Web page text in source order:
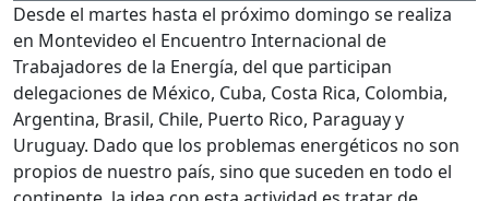
Desde el martes hasta el próximo domingo se realiza
en Montevideo el Encuentro Internacional de
Trabajadores de la Energía, del que participan
delegaciones de México, Cuba, Costa Rica, Colombia,
Argentina, Brasil, Chile, Puerto Rico, Paraguay y
Uruguay. Dado que los problemas energéticos no son
propios de nuestro país, sino que suceden en todo el